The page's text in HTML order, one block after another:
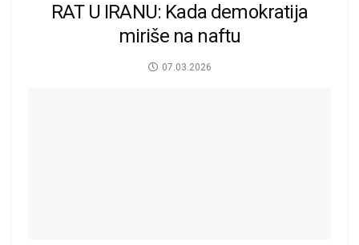
RAT U IRANU: Kada demokratija
miriše na naftu
07.03.2026